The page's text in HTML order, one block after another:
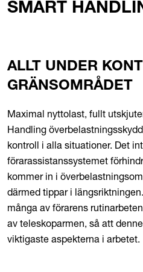
SMART
ALLT UNDER
GRÄNSOMRÅDET
Maximal nyttolast, fullt
Handling
kontroll i alla situationer. Det
förarassistanssystemet
kommer in i
därmed tippar i
många av förarens
av teleskoparmen, så att
viktigaste aspekterna i arbetet.